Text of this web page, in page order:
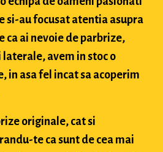
si-au focusat atentia asupra
ca ai nevoie de parbrize,
laterale, avem in stoc o
in asa fel incat sa acoperim
originale, cat si
te ca sunt de cea mai